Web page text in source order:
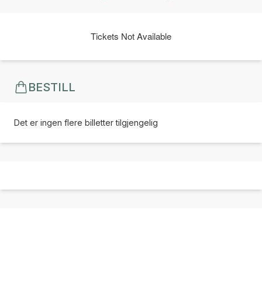
Tickets Not Available
BESTILL
Det er ingen flere billetter tilgjengelig